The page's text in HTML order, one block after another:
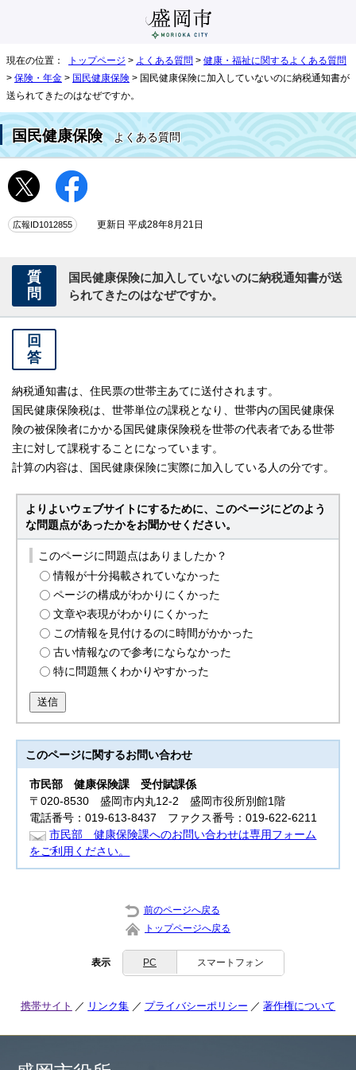
現在の位置： トップページ > よくある質問 > 健康・福祉に関するよくある質問
> 保険・年金 > 国民健康保険 > 国民健康保険に加入していないのに納税通知書が
送られてきたのはなぜですか。
国民健康保険よくある質問
広報ID1012855 更新日 平成28年8月21日
質
問
国民健康保険に加入していないのに納税通知書が送
られてきたのはなぜですか。
回
答
納税通知書は、住民票の世帯主あてに送付されます。
国民健康保険税は、世帯単位の課税となり、世帯内の国民健康保
険の被保険者にかかる国民健康保険税を世帯の代表者である世帯
主に対して課税することになっています。
計算の内容は、国民健康保険に実際に加入している人の分です。
よりよいウェブサイトにするために、このページにどのよう
な問題点があったかをお聞かせください。
このページに問題点はありましたか？
情報が十分掲載されていなかった
ページの構成がわかりにくかった
文章や表現がわかりにくかった
この情報を見付けるのに時間がかかった
古い情報なので参考にならなかった
特に問題無くわかりやすかった
送信
このページに関するお問い合わせ
市民部健康保険課 受付賦課係
〒020-8530 盛岡市内丸12-2 盛岡市役所別館1階
電話番号：019-613-8437 ファクス番号：019-622-6211
市民部 健康保険課へのお問い合わせは専用フォーム
をご利用ください。
前のページへ戻る
トップページへ戻る
表示 PC スマートフォン
携帯サイト リンク集 プライバシーポリシー 著作権について